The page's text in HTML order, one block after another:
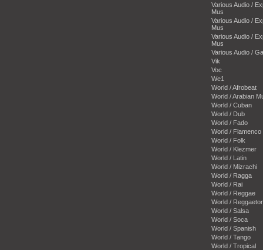
Various Audio /
Mus
Various Audio /
Mus
Various Audio /
Mus
Various Audio /
Vik
Voc
We1
World / Afrobeat
World / Arabian
World / Cuban
World / Dub
World / Fado
World / Flamenco
World / Folk
World / Klezmer
World / Latin
World / Mizrachi
World / Ragga
World / Rai
World / Reggae
World /
World / Salsa
World / Soca
World / Spanish
World / Tango
World / Tropical